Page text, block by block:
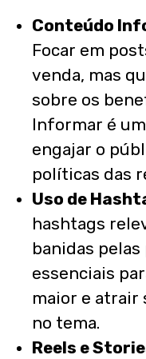
Conteúdo
Focar em
venda, mas
sobre os
Informar é
engajar o
políticas das
Uso de
hashtags
banidas
essenciais
maior e atrair
no tema.
Reels e